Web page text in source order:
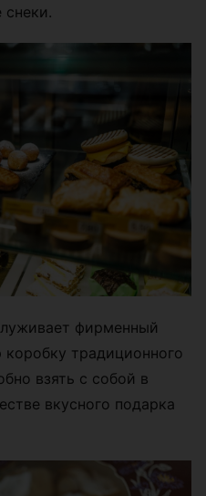
фирменный
традиционного
взять с собой в
вкусного подарка